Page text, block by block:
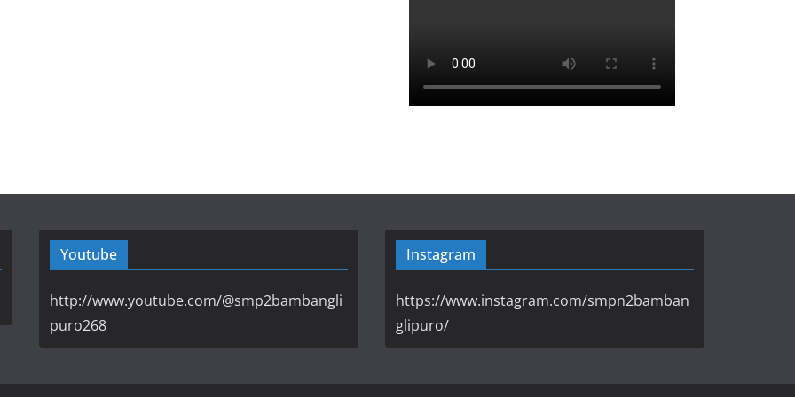
Youtube
http://www.youtube.com/@smp2bambangli
puro268
Instagram
https://www.instagram.com/smpn2bamban
glipuro/